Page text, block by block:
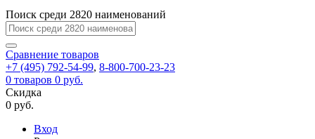
Ок
Запомнить
меня
Забыли
указанный
электронный
адрес,
перейдя
по
которой
вы
новый
Перейдите
по
для
смены
пароля.
Сменить
Сообщение
пользовательского
соглашения
Поиск среди 2820 наименований
Сравнение товаров
+7 (495) 792-54-99, 8-800-700-23-23
0 товаров 0 руб.
Скидка
0 руб.
Вход